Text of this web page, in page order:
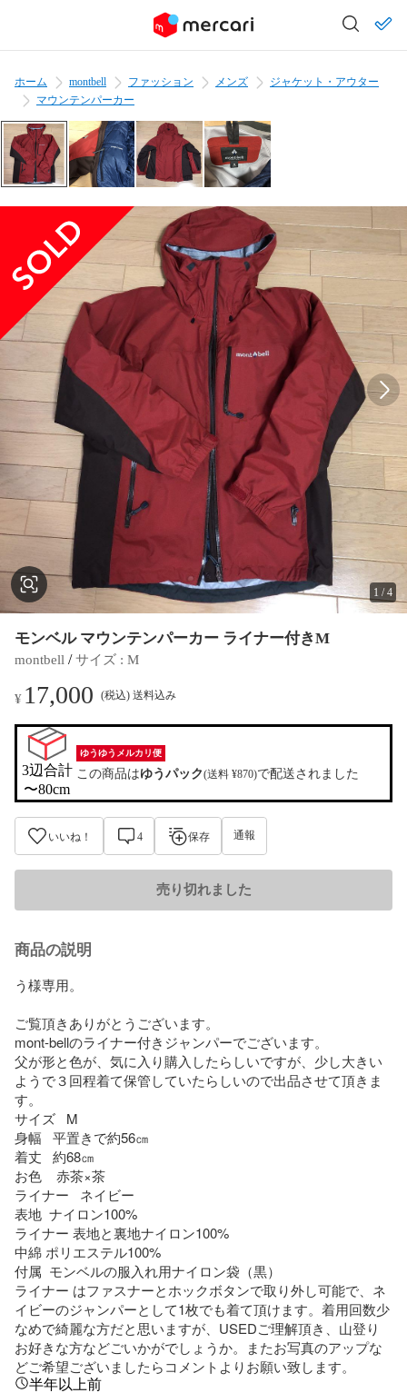
ホーム montbell ファッション メンズ
ジャケット・アウター
マウンテンパーカー
1 /4
モンベル マウンテンパーカー ライナー付きM
montbell / サイズ : M
¥ 17,000 (税込) 送料込み
3辺合計
〜80cm
ゆうゆうメルカリ便
この商品はゆうパック(送料 ¥870)で配送されました
いいね！ 4 保存 通報
売り切れました
商品の説明
う様専用。
ご覧頂きありがとうございます。
mont-bellのライナー付きジャンパーでございます。
父が形と色が、気に入り購入したらしいですが、少し大きい
ようで３回程着て保管していたらしいので出品させて頂きま
す。
サイズ   M
身幅   平置きで約56㎝
着丈   約68㎝
お色    赤茶×茶
ライナー   ネイビー
表地  ナイロン100%
ライナー 表地と裏地ナイロン100%
中綿 ポリエステル100%
付属  モンベルの服入れ用ナイロン袋（黒）
ライナー はファスナーとホックボタンで取り外し可能で、ネ
イビーのジャンパーとして1枚でも着て頂けます。着用回数少
なめで綺麗な方だと思いますが、USEDご理解頂き、山登り
お好きな方などごいかがでしょうか。またお写真のアップな
どご希望ございましたらコメントよりお願い致します。
半年以上前